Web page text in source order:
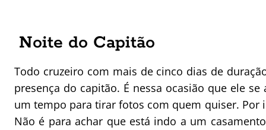
Noite do Capitão
Todo cruzeiro com mais de cinco dias de
presença do capitão. É nessa ocasião que ele
um tempo para tirar fotos com quem quiser. Por
Não é para achar que está indo a um